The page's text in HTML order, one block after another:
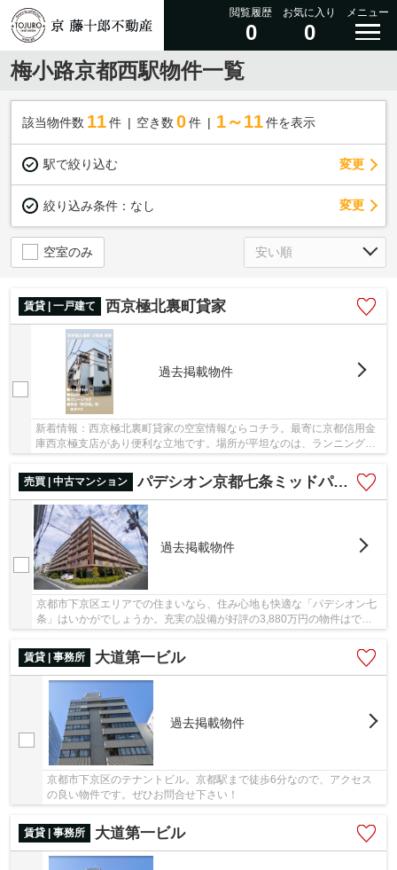
閲覧履歴
0
お気に入り
0
メニュー
梅小路京都西駅物件一覧
該当物件数 11件 空き数 0 件 1～11 件を表示
駅で絞り込む 変更
絞り込み条件： なし 変更
空室のみ
賃貸 | 一戸建て 西京極北裏町貸家
過去掲載物件
新着情報：西京極北裏町貸家の空室情報ならコチラ。最寄に京都信用金
庫西京極支店があり便利な立地です。場所が平坦なのは、ランニングを
売買 | 中古マンション
パデシオン京都七条ミッドパーク
過去掲載物件
京都市下京区エリアでの住まいなら、住み心地も快適な「パデシオン七
条」はいかがでしょうか。充実の設備が好評の3,880万円の物件はで
賃貸 | 事務所
大道第一ビル
過去掲載物件
京都市下京区のテナントビル。京都駅まで徒歩6分なので、アクセス
の良い物件です。ぜひお問合せ下さい！
賃貸 | 事務所 大道第一ビル